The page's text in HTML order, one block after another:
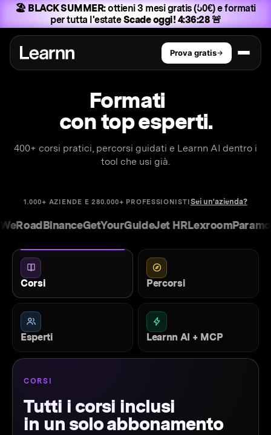
🏖️ BLACK SUMMER:ottieni 3 mesi gratis (50€) e formati
per tutta l'estateScade oggi! 4:36:27 🚨
Prova gratis
Formatisul growth
con top esperti.
400+ corsi pratici, percorsi guidati e Learnn AI dentro i
tool che usi già.
1.000+ AZIENDE E 280.000+ PROFESSIONISTISei un'azienda?
BinanceGetYourGuideJet HRLexroomParamount
Corsi Percorsi
Esperti Learnn AI + MCP
CORSI
Tutti i corsi inclusi
in un solo abbonamento